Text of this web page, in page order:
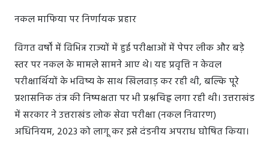
नकल माफिया पर निर्णायक प्रहार
विगत वर्षों में विभिन्न राज्यों में हुई परीक्षाओं में पेपर लीक और बड़े
स्तर पर नकल के मामले सामने आए थे। यह प्रवृत्ति न केवल
परीक्षार्थियों के भविष्य के साथ खिलवाड़ कर रही थी, बल्कि पूरे
प्रशासनिक तंत्र की निष्पक्षता पर भी प्रश्नचिह्न लगा रही थी। उत्तराखंड
में सरकार ने उत्तराखंड लोक सेवा परीक्षा (नकल निवारण)
अधिनियम, 2023 को लागू कर इसे दंडनीय अपराध घोषित किया।